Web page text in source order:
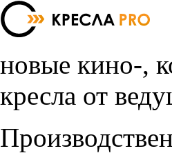
новые кино-,
кресла от